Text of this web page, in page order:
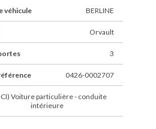
véhicule BERLINE
Orvault
3
0426-0002707
CI) Voiture particulière - conduite
intérieure